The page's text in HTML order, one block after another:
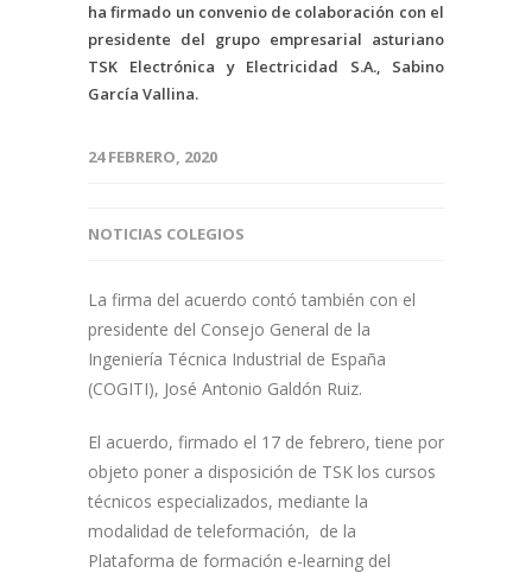
ha firmado un convenio de colaboración con el
presidente del grupo empresarial asturiano
TSK Electrónica y Electricidad S.A., Sabino
García Vallina.
24 FEBRERO, 2020
NOTICIAS COLEGIOS
La firma del acuerdo contó también con el
presidente del Consejo General de la
Ingeniería Técnica Industrial de España
(COGITI), José Antonio Galdón Ruiz.
El acuerdo, firmado el 17 de febrero, tiene por
objeto poner a disposición de TSK los cursos
técnicos especializados, mediante la
modalidad de teleformación, de la
Plataforma de formación e-learning del